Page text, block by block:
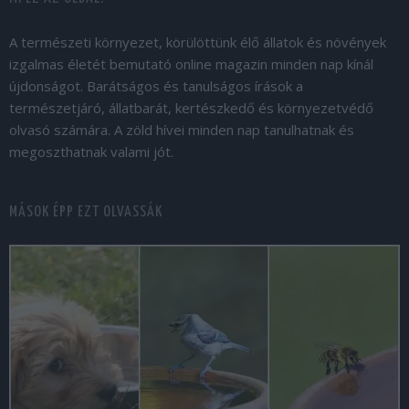
A természeti környezet, körülöttünk élő állatok és növények
izgalmas életét bemutató online magazin minden nap kínál
újdonságot. Barátságos és tanulságos írások a
természetjáró, állatbarát, kertészkedő és környezetvédő
olvasó számára. A zöld hívei minden nap tanulhatnak és
megoszthatnak valami jót.
MÁSOK ÉPP EZT OLVASSÁK